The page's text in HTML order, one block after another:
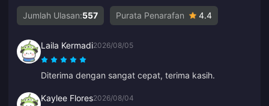
Jumlah Ulasan:557 Purata Penarafan 4.4
Laila Kermadi2026/08/05
Diterima dengan sangat cepat, terima kasih.
Kaylee Flores2026/08/04